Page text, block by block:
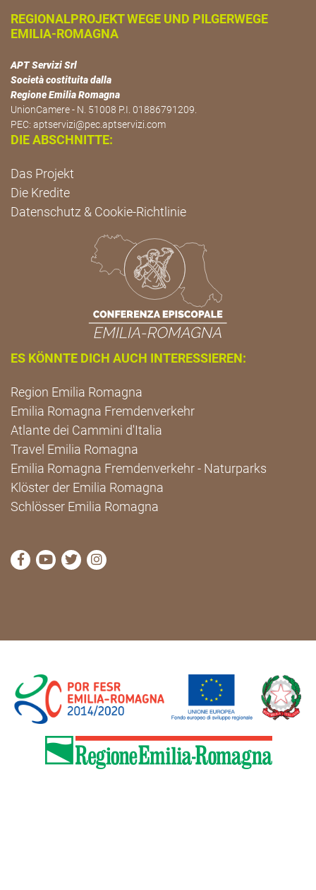
REGIONALPROJEKT WEGE UND PILGERWEGE
EMILIA-ROMAGNA
APT Servizi Srl
Società costituita dalla
Regione Emilia Romagna
UnionCamere - N. 51008 P.I. 01886791209.
PEC: aptservizi@pec.aptservizi.com
DIE ABSCHNITTE:
Das Projekt
Die Kredite
Datenschutz & Cookie-Richtlinie
ES KÖNNTE DICH AUCH INTERESSIEREN:
Region Emilia Romagna
Emilia Romagna Fremdenverkehr
Atlante dei Cammini d'Italia
Travel Emilia Romagna
Emilia Romagna Fremdenverkehr - Naturparks
Klöster der Emilia Romagna
Schlösser Emilia Romagna
die Seite Facebook von Cammini Emilia-Romagna
die Seite YouTube von Cammini Emilia-
die Seite Twitter von Cammini Emilia-
die Seite Instagram von Cammini